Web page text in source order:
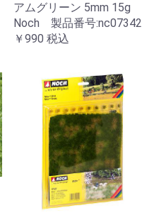
アムグリーン 5mm 15g
Noch 製品番号:nc07342
￥990 税込